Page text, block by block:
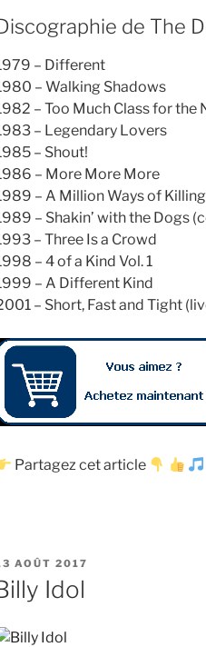
de The
– Different
– Walking Shadows
– Too Much Class for the
– Legendary Lovers
– Shout!
– More More More
– A Million Ways of
– Shakin’ with the Dogs
– Three Is a Crowd
– 4 of a Kind Vol. 1
– A Different Kind
– Short, Fast and Tight
Partagez cet article
AOÛT 2017
Idol